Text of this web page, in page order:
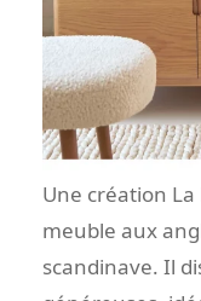
Une création
meuble aux
scandinave. Il